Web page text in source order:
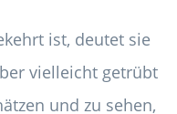
ist, deutet sie
vielleicht getrübt
und zu sehen,